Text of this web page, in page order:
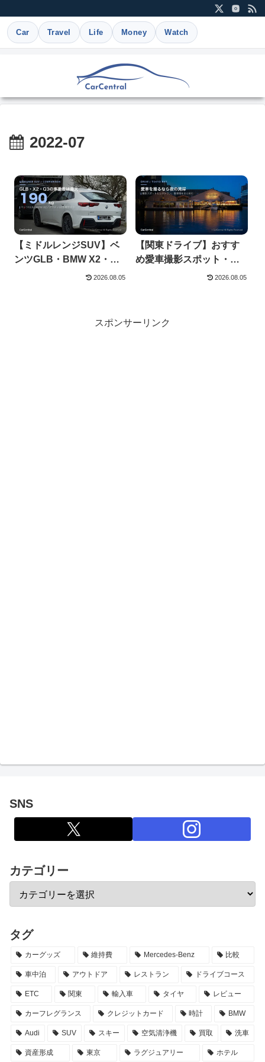
Car Travel Life Money Watch
2022-07
【ミドルレンジSUV】ベ
ンツGLB・BMW X2・ア
2026.08.05
【関東ドライブ】おすす
め愛車撮影スポット・レ
ストラン・駐車場 2026.08.05
スポンサーリンク
SNS
カテゴリー
タグ
カーグッズ 維持費 Mercedes-Benz 比較
車中泊 アウトドア レストラン ドライブコース
ETC 関東 輸入車 タイヤ レビュー
カーフレグランス クレジットカード 時計 BMW
Audi SUV スキー 空気清浄機 買取 洗車
資産形成 東京 ラグジュアリー ホテル